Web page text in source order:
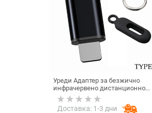
Уреди Адаптер за безжично
инфрачервено дистанционно
управление Интелигентно
приложение за управление на
телефона Инфрачервен
Доставка: 1-3 дни